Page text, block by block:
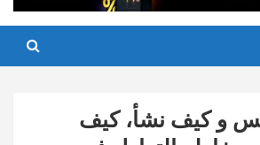
و كيف نشأ، كيف